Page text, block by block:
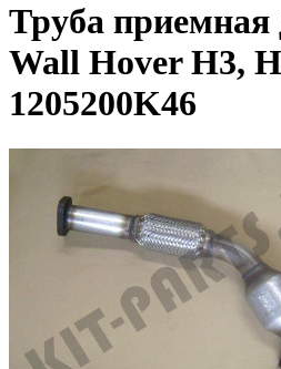
Труба приемная
Wall Hover H3,
1205200K46